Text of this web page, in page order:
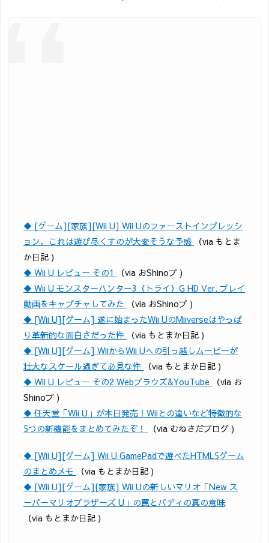
◆ [ゲーム][家族][Wii U] Wii Uのファーストインプレッシ
ョン。これは遊び尽くすのが大変そうな予感
（via もとま
か日記 )
◆ Wii U レビュー その1
（via おShinoブ )
◆ Wii U モンスターハンター3（トライ）G HD Ver. プレイ
動画をキャプチャしてみた
（via おShinoブ )
◆ [Wii U][ゲーム] 遂に始まったWii UのMiiverseはやっぱ
り革新的な面白さだった件
（via もとまか日記 )
◆ [Wii U][ゲーム] WiiからWii Uへの引っ越しムービーが
壮大なスケール過ぎて必見な件
（via もとまか日記 )
◆ Wii U レビュー その2 Webブラウズ&YouTube
（via お
Shinoブ )
◆ 任天堂「Wii U」が本日発売！Wiiとの違いなど特徴的な
5つの新機能をまとめてみたぞ！
（via むねさだブログ )
◆ [Wii U][ゲーム] Wii U GamePadで遊べたHTML5ゲーム
のまとめメモ
（via もとまか日記 )
◆ [Wii U][ゲーム][家族] Wii Uの新しいマリオ「New ス
ーパーマリオブラザーズ U」の罠とバディの真の意味
（via もとまか日記 )